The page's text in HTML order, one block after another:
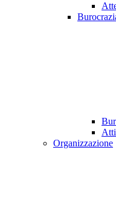
Organizzazione